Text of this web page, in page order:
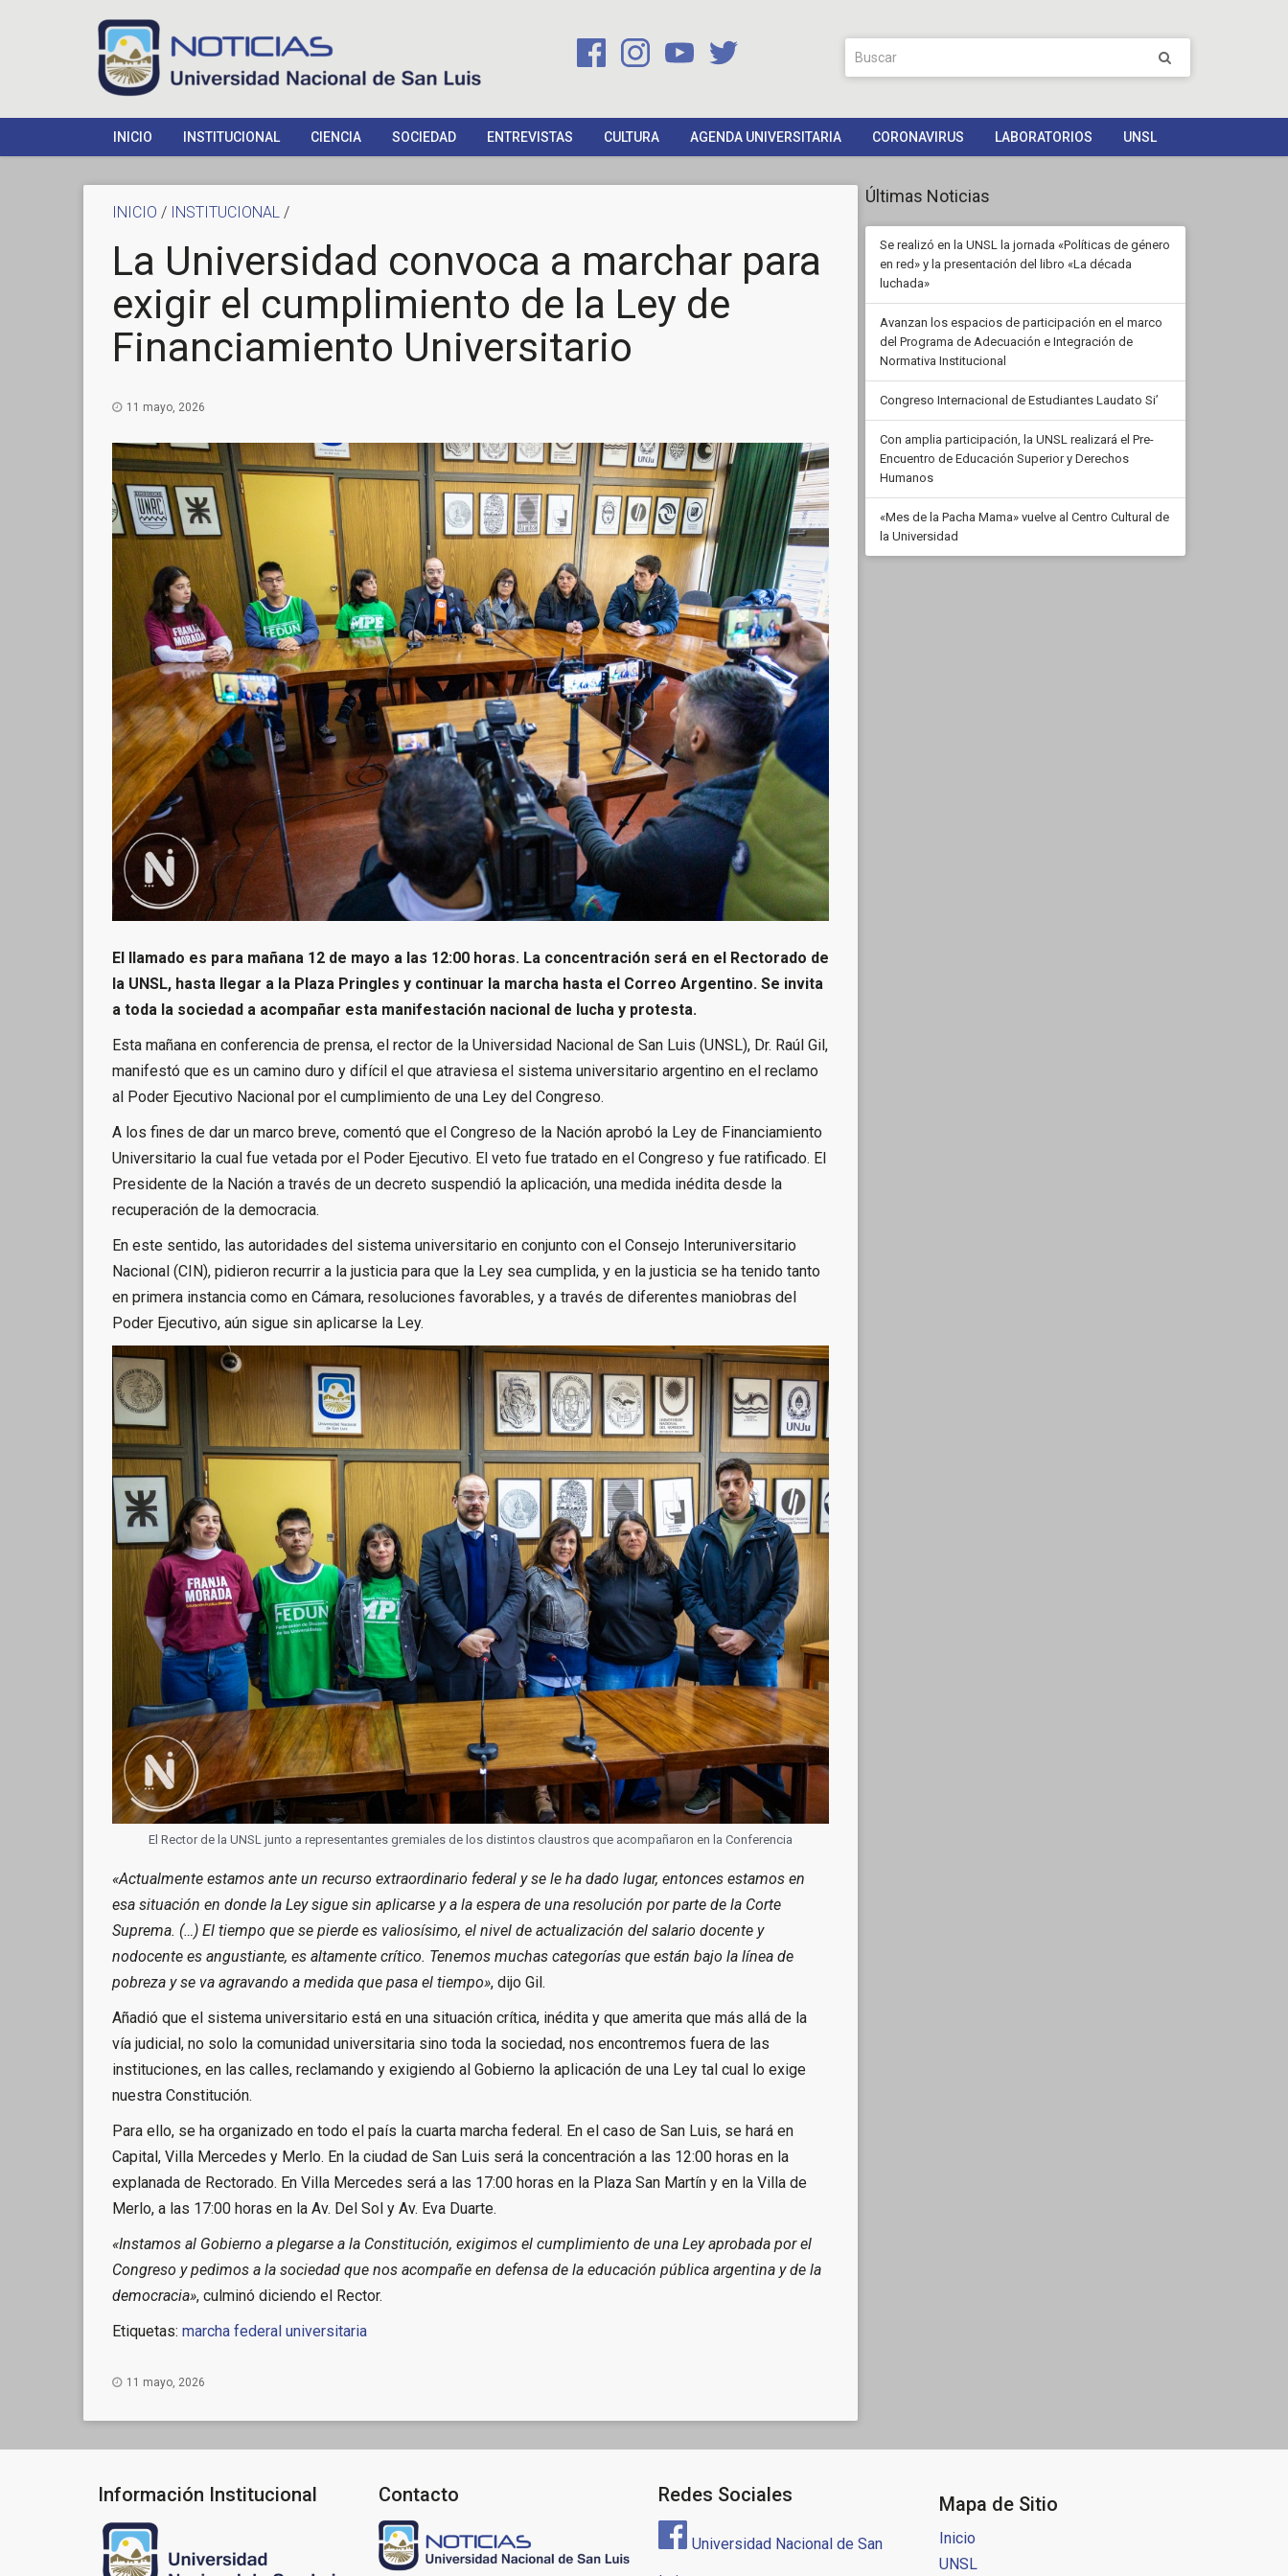
INICIO INSTITUCIONAL CIENCIA SOCIEDAD ENTREVISTAS CULTURA AGENDA UNIVERSITARIA CORONAVIRUS LABORATORIOS UNSL
INICIO / INSTITUCIONAL /
La Universidad convoca a marchar para
exigir el cumplimiento de la Ley de
Financiamiento Universitario
11 mayo, 2026
El llamado es para mañana 12 de mayo a las 12:00 horas. La concentración será en el Rectorado de
la UNSL, hasta llegar a la Plaza Pringles y continuar la marcha hasta el Correo Argentino. Se invita
a toda la sociedad a acompañar esta manifestación nacional de lucha y protesta.
Esta mañana en conferencia de prensa, el rector de la Universidad Nacional de San Luis (UNSL), Dr. Raúl Gil,
manifestó que es un camino duro y difícil el que atraviesa el sistema universitario argentino en el reclamo
al Poder Ejecutivo Nacional por el cumplimiento de una Ley del Congreso.
A los fines de dar un marco breve, comentó que el Congreso de la Nación aprobó la Ley de Financiamiento
Universitario la cual fue vetada por el Poder Ejecutivo. El veto fue tratado en el Congreso y fue ratificado. El
Presidente de la Nación a través de un decreto suspendió la aplicación, una medida inédita desde la
recuperación de la democracia.
En este sentido, las autoridades del sistema universitario en conjunto con el Consejo Interuniversitario
Nacional (CIN), pidieron recurrir a la justicia para que la Ley sea cumplida, y en la justicia se ha tenido tanto
en primera instancia como en Cámara, resoluciones favorables, y a través de diferentes maniobras del
Poder Ejecutivo, aún sigue sin aplicarse la Ley.
El Rector de la UNSL junto a representantes gremiales de los distintos claustros que acompañaron en la Conferencia
«Actualmente estamos ante un recurso extraordinario federal y se le ha dado lugar, entonces estamos en
esa situación en donde la Ley sigue sin aplicarse y a la espera de una resolución por parte de la Corte
Suprema. (…) El tiempo que se pierde es valiosísimo, el nivel de actualización del salario docente y
nodocente es angustiante, es altamente crítico. Tenemos muchas categorías que están bajo la línea de
pobreza y se va agravando a medida que pasa el tiempo», dijo Gil.
Añadió que el sistema universitario está en una situación crítica, inédita y que amerita que más allá de la
vía judicial, no solo la comunidad universitaria sino toda la sociedad, nos encontremos fuera de las
instituciones, en las calles, reclamando y exigiendo al Gobierno la aplicación de una Ley tal cual lo exige
nuestra Constitución.
Para ello, se ha organizado en todo el país la cuarta marcha federal. En el caso de San Luis, se hará en
Capital, Villa Mercedes y Merlo. En la ciudad de San Luis será la concentración a las 12:00 horas en la
explanada de Rectorado. En Villa Mercedes será a las 17:00 horas en la Plaza San Martín y en la Villa de
Merlo, a las 17:00 horas en la Av. Del Sol y Av. Eva Duarte.
«Instamos al Gobierno a plegarse a la Constitución, exigimos el cumplimiento de una Ley aprobada por el
Congreso y pedimos a la sociedad que nos acompañe en defensa de la educación pública argentina y de la
democracia», culminó diciendo el Rector.
Etiquetas: marcha federal universitaria
11 mayo, 2026
Últimas Noticias
Se realizó en la UNSL la jornada «Políticas de género
en red» y la presentación del libro «La década
luchada»
Avanzan los espacios de participación en el marco
del Programa de Adecuación e Integración de
Normativa Institucional
Congreso Internacional de Estudiantes Laudato Si’
Con amplia participación, la UNSL realizará el Pre-
Encuentro de Educación Superior y Derechos
Humanos
«Mes de la Pacha Mama» vuelve al Centro Cultural de
la Universidad
Información Institucional Contacto Redes Sociales
Universidad Nacional de San
Mapa de Sitio
Inicio
UNSL